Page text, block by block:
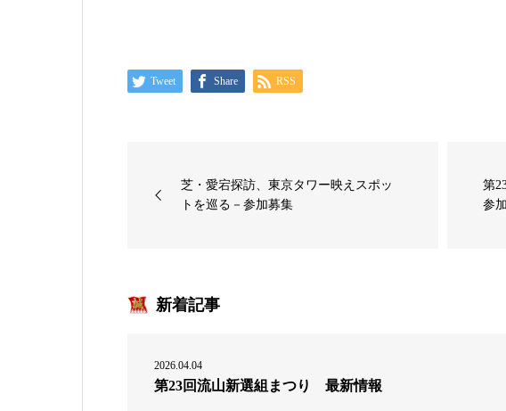
Tweet Share RSS
芝・愛宕探訪、東京タワー映えスポッ
トを巡る－参加募集
第
参
新着記事
2026.04.04
第23回流山新選組まつり 最新情報